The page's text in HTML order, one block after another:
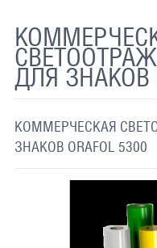
ДЛЯ ЗНАКОВ
КОММЕРЧЕСКАЯ
ЗНАКОВ ORAFOL 5300